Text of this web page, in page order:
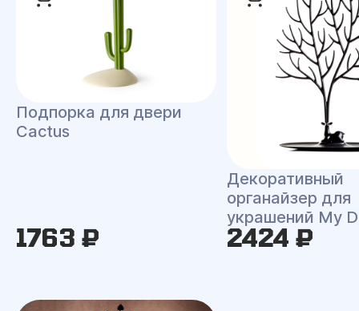
Подпорка для двери
Cactus
1763 ₽
Декоративный
органайзер для
украшений My
2424 ₽